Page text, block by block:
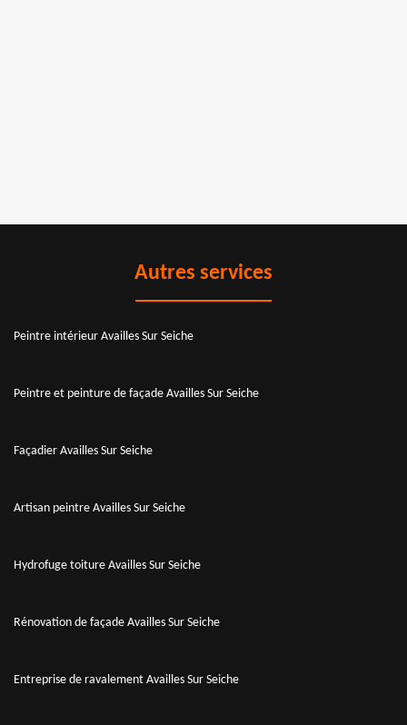
Autres services
Peintre intérieur Availles Sur Seiche
Peintre et peinture de façade Availles Sur Seiche
Façadier Availles Sur Seiche
Artisan peintre Availles Sur Seiche
Hydrofuge toiture Availles Sur Seiche
Rénovation de façade Availles Sur Seiche
Entreprise de ravalement Availles Sur Seiche